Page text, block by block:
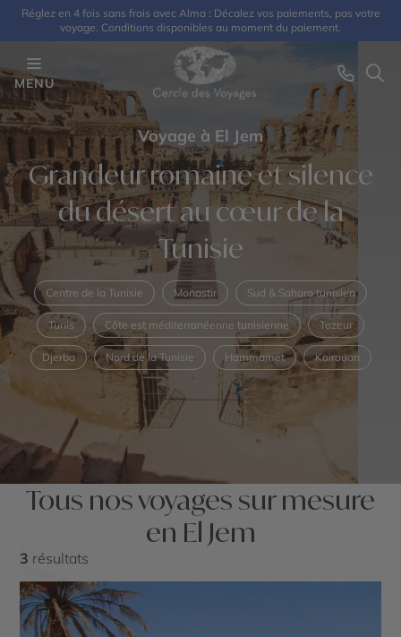
Réglez en 4 fois sans frais avec Alma : Décalez vos paiements, pas votre
voyage. Conditions disponibles au moment du paiement.
MENU
Voyage à El Jem
Grandeur romaine et silence
du désert au cœur de la
Tunisie
Centre de la Tunisie Monastir Sud & Sahara tunisien
Tunis Côte est méditerranéenne tunisienne Tozeur
Djerba Nord de la Tunisie Hammamet Kairouan
Tous nos voyages sur mesure
en El Jem
3 résultats